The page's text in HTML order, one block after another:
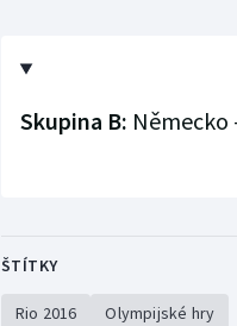
Skupina B: Německo
ŠTÍTKY
Rio 2016 Olympijské hry